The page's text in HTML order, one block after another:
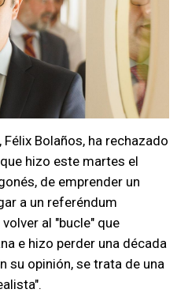
Bolaños, ha rechazado
hizo este martes el
de emprender un
a un referéndum
al "bucle" que
e hizo perder una década
su opinión, se trata de una